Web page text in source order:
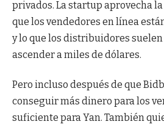
privados. La startup aprovecha
que los vendedores en línea
y lo que los distribuidores suelen
ascender a miles de dólares.
Pero incluso después de que
conseguir más dinero para los
suficiente para Yan. También